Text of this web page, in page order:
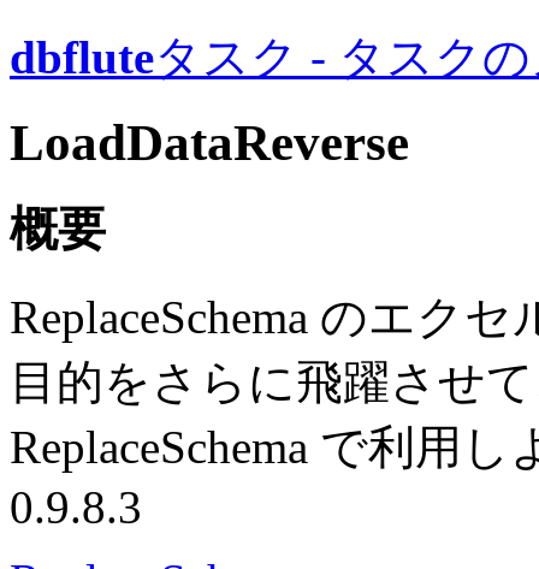
dbfluteタスク - タスク
LoadDataReverse
概要
ReplaceSchema のエク
目的をさらに飛躍させ
ReplaceSchema で利用
0.9.8.3